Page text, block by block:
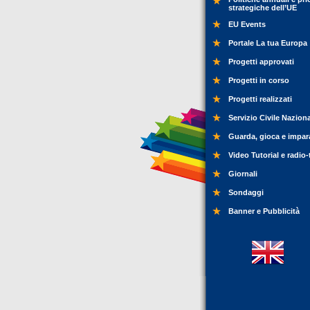
strategiche dell’UE
EU Events
Portale La tua Europa
Progetti approvati
Progetti in corso
Progetti realizzati
Servizio Civile
Guarda, gioca e
Video Tutorial e
Giornali
Sondaggi
Banner e Pubblicità